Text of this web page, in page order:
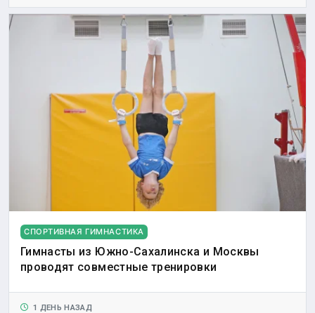
СПОРТИВНАЯ ГИМНАСТИКА
Гимнасты из Южно-Сахалинска и Москвы
проводят совместные тренировки
1 ДЕНЬ НАЗАД